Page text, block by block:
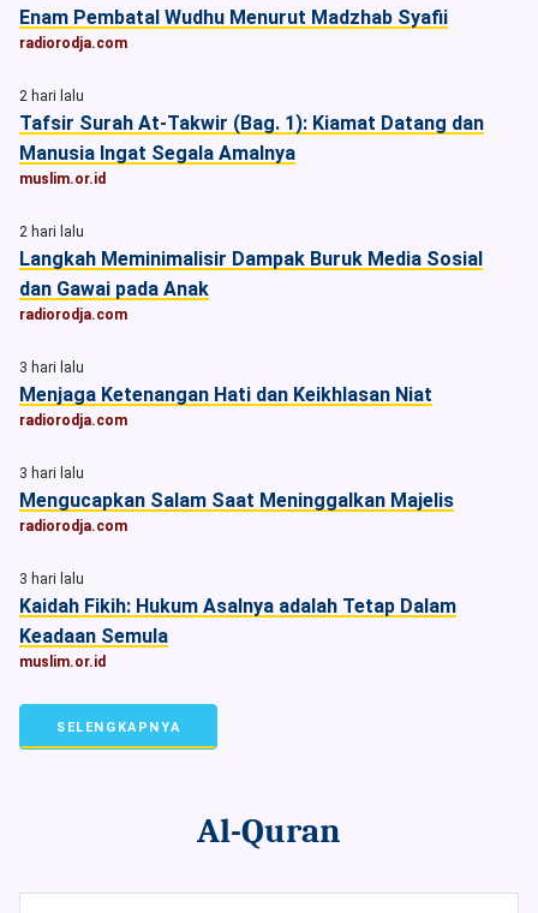
Enam Pembatal Wudhu Menurut Madzhab Syafii
radiorodja.com
2 hari lalu
Tafsir Surah At-Takwir (Bag. 1): Kiamat Datang dan
Manusia Ingat Segala Amalnya
muslim.or.id
2 hari lalu
Langkah Meminimalisir Dampak Buruk Media Sosial
dan Gawai pada Anak
radiorodja.com
3 hari lalu
Menjaga Ketenangan Hati dan Keikhlasan Niat
radiorodja.com
3 hari lalu
Mengucapkan Salam Saat Meninggalkan Majelis
radiorodja.com
3 hari lalu
Kaidah Fikih: Hukum Asalnya adalah Tetap Dalam
Keadaan Semula
muslim.or.id
SELENGKAPNYA
Al-Quran